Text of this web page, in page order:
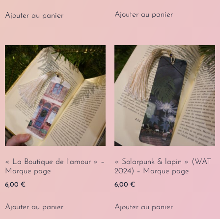
Ajouter au panier Ajouter au panier
« La Boutique de l’amour » –
Marque page
6,00 €
Ajouter au panier
« Solarpunk & lapin » (WAT
2024) – Marque page
6,00 €
Ajouter au panier